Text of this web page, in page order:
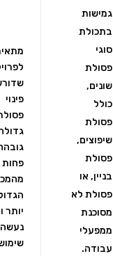
גמישות
בתכולת
סוגי
פסולת
שונים,
כולל
פסולת
שיפוצים,
פסולת
בניין, או
פסולת לא
מסוכנת
ממפעלי
עבודה.
פינוי
פחות
יותר